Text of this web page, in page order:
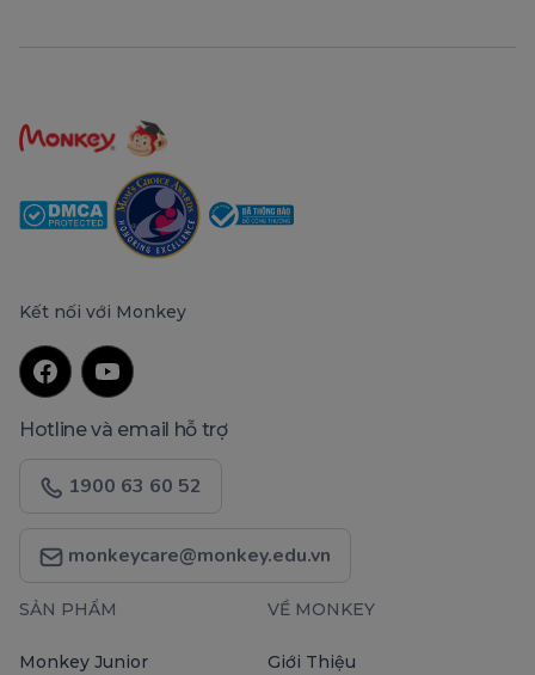
Kết nối với Monkey
Hotline và email hỗ trợ
1900 63 60 52
monkeycare@monkey.edu.vn
SẢN PHẨM
Monkey Junior
VỀ MONKEY
Giới Thiệu